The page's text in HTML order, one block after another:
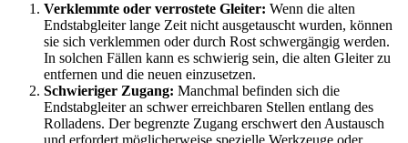
Verklemmte oder verrostete Gleiter: Wenn die alten
Endstabgleiter lange Zeit nicht ausgetauscht wurden, können
sie sich verklemmen oder durch Rost schwergängig werden.
In solchen Fällen kann es schwierig sein, die alten Gleiter zu
entfernen und die neuen einzusetzen.
Schwieriger Zugang: Manchmal befinden sich die
Endstabgleiter an schwer erreichbaren Stellen entlang des
Rolladens. Der begrenzte Zugang erschwert den Austausch
und erfordert möglicherweise spezielle Werkzeuge oder